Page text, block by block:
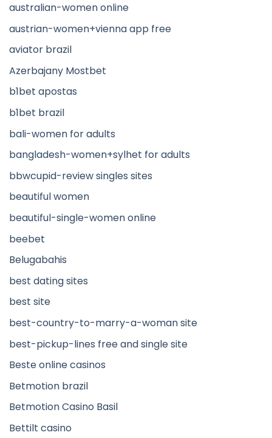
australian-women online
austrian-women+vienna app free
aviator brazil
Azerbajany Mostbet
b1bet apostas
b1bet brazil
bali-women for adults
bangladesh-women+sylhet for adults
bbwcupid-review singles sites
beautiful women
beautiful-single-women online
beebet
Belugabahis
best dating sites
best site
best-country-to-marry-a-woman site
best-pickup-lines free and single site
Beste online casinos
Betmotion brazil
Betmotion Casino Basil
Bettilt casino